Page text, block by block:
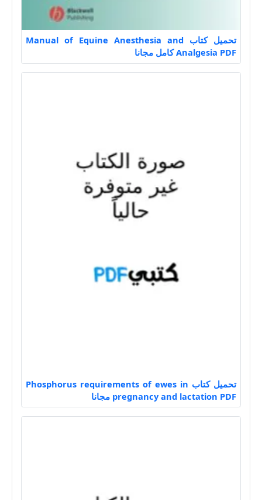
تحميل كتاب Manual of Equine Anesthesia and
Analgesia PDF كامل مجانا
تحميل كتاب Phosphorus requirements of ewes in
pregnancy and lactation PDF مجانا